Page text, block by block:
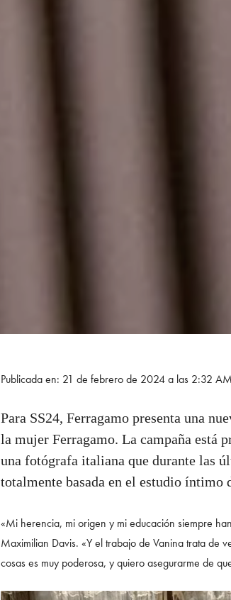
Publicada en: 21 de febrero de 2024 a las 2:32 AM
Para SS24, Ferragamo presenta una
la mujer Ferragamo. La campaña está
una fotógrafa italiana que durante las
totalmente basada en el estudio íntimo
«Mi herencia, mi origen y mi educación siempre
Maximilian Davis. «Y el trabajo de Vanina trata de
cosas es muy poderosa, y quiero asegurarme de